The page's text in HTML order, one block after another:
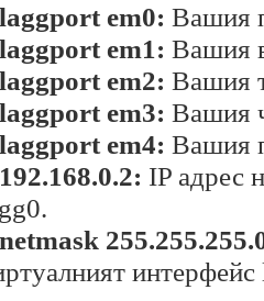
em0: Вашия
em1: Вашия
em2: Вашия
em3: Вашия
em4: Вашия
IP адрес